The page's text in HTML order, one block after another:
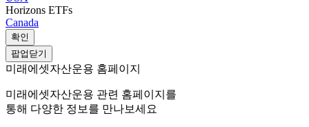
Horizons ETFs
Canada
확인
팝업닫기
미래에셋자산운용 홈페이지
미래에셋자산운용 관련 홈페이지를
통해 다양한 정보를 만나보세요